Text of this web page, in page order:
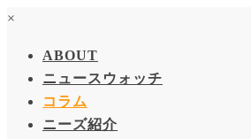
×
ABOUT
ニュースウォッチ
コラム
ニーズ紹介